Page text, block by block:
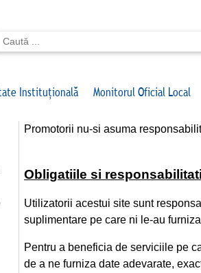
Instituțională Monitorul Oficial Local
Promotorii nu-si asuma
Obligatiile si
Utilizatorii acestui site sunt
suplimentare pe care ni le-au
Pentru a beneficia de serviciile pe
de a ne furniza date adevarate,